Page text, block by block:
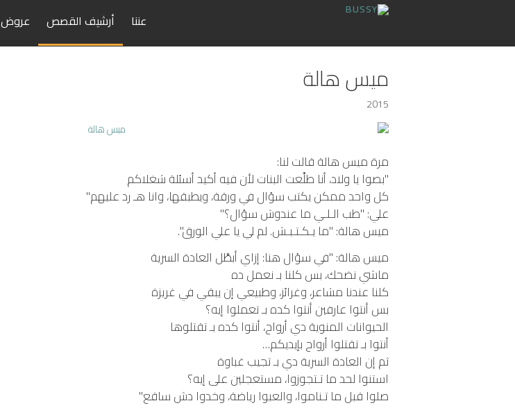
عننا أرشيف القصص عروض
ميس هالة
2015
مرة ميس هالة قالت لنا:
"بصوا يا ولاد، أنا طلَّعت البنات لأن فيه أكيد أسئلة شغلاكم
كل واحد ممكن يكتب سؤال في ورقة، ويطبقها، وانا هـ رد عليهم"
علي: "طب الـلـي ما عندوش سؤال؟"
ميس هالة: "ما يـكـتـبـش. لم لي يا علي الورق".
ميس هالة: "في سؤال هنا: إزاي أبطَّل العادة السرية
ماشي نضحك، بس كلنا بـ نعمل ده
كلنا عندنا مشاعر، وغرائز، وطبيعي إن يبقي في غريزة
بس أنتوا عارفين أنتوا كده بـ تعملوا إيه؟
الحيوانات المنوية دي أرواح، أنتوا كده بـ تقتلوها
أنتوا بـ تقتلوا أرواح بإيديكم…
ثم إن العادة السرية دي بـ تجيب غباوة
استنوا لحد ما تـتجوزوا، مستعجلين على إيه؟
صلوا قبل ما تـناموا، والعبوا رياضة، وخدوا دش ساقع"